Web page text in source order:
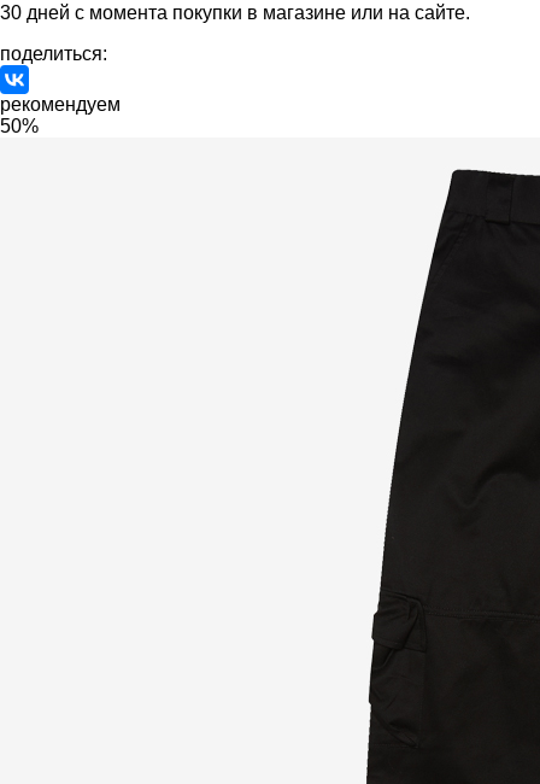
30 дней с момента покупки в магазине или на сайте.
поделиться:
рекомендуем
50%